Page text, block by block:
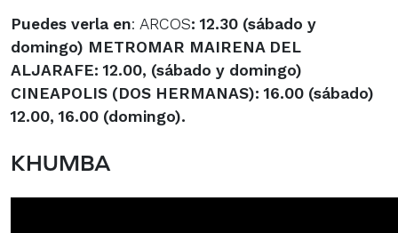
Puedes verla en: ARCOS: 12.30 (sábado y
domingo) METROMAR MAIRENA DEL
ALJARAFE: 12.00, (sábado y domingo)
CINEAPOLIS (DOS HERMANAS): 16.00 (sábado)
12.00, 16.00 (domingo).
KHUMBA